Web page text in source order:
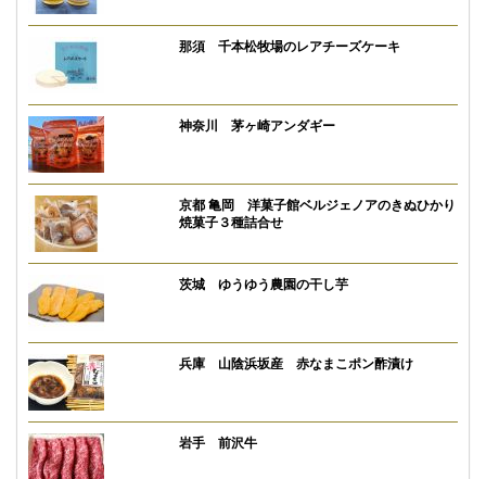
那須 千本松牧場のレアチーズケーキ
神奈川 茅ヶ崎アンダギー
京都 亀岡 洋菓子館ベルジェノアのきぬひかり
焼菓子３種詰合せ
茨城 ゆうゆう農園の干し芋
兵庫 山陰浜坂産 赤なまこポン酢漬け
岩手 前沢牛